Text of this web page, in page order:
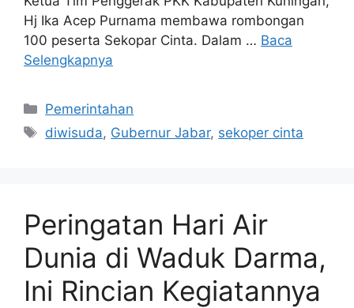
Hj Ika Acep Purnama membawa rombongan
100 peserta Sekopar Cinta. Dalam … Baca
Selengkapnya
Kategori
Pemerintahan
Tag
diwisuda, Gubernur Jabar, sekoper cinta
Peringatan Hari Air
Dunia di Waduk Darma,
Ini Rincian Kegiatannya